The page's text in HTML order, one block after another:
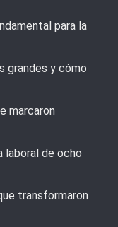
para la
grandes y cómo
marcaron
laboral de ocho
transformaron